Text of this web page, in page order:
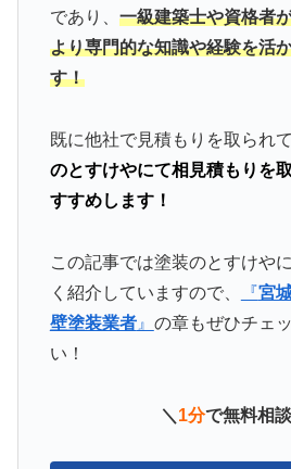
であり、 一級建築士や資格者
より専門的な知識や経験を活
す！
既に他社で見積もりを取られ
のとすけやにて相見積もりを
すすめします！
この記事では塗装のとすけや
く紹介していますので、
『宮
壁塗装業者』 の章もぜひチェ
い！
＼ 1分で無料相